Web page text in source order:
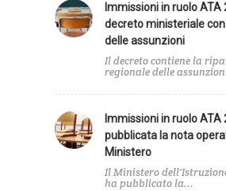
Immissioni in ruolo ATA
decreto ministeriale
delle assunzioni
Il decreto contiene la
regionale delle
Immissioni in ruolo
pubblicata la nota
Ministero
Il Ministero
ha pubblicato la...